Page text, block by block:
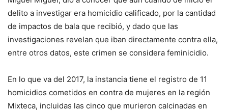
delito a investigar era homicidio calificado, por la cantidad
de impactos de bala que recibió, y dado que las
investigaciones revelan que iban directamente contra ella,
entre otros datos, este crimen se considera feminicidio.
En lo que va del 2017, la instancia tiene el registro de 11
homicidios cometidos en contra de mujeres en la región
Mixteca, incluidas las cinco que murieron calcinadas en